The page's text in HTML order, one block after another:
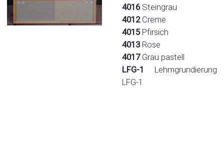
4016Steingrau
4012Creme
4015Pfirsich
4013Rose
4017Grau pastell
LFG-1
Lehmgrundierung
LFG-1